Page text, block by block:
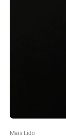
Mais Lido